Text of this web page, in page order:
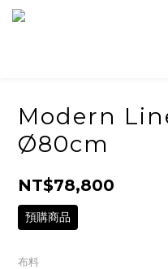
Modern
Ø80cm
NT$78,800
預購商品
布料